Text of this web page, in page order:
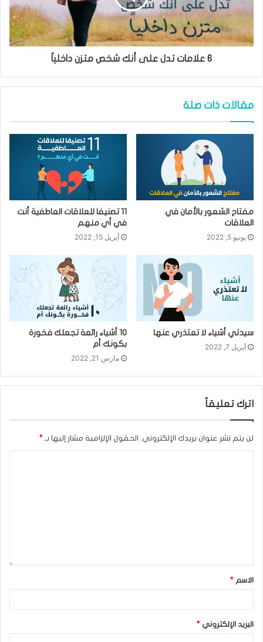
٦ علامات تدل على أنك شخص متزن داخلياً
مقالات ذات صلة
مفتاح الشعور بالأمان في
العلاقات
يونيو 5, 2022
11 تصنيفا للعلاقات العاطفية أنت
في أي منهم
أبريل 15, 2022
سيدتي أشياء لا تعتذري عنها
أبريل 7, 2022
10 أشياء رائعة تجعلك فخورة
بكونك أم
مارس 21, 2022
اترك تعليقاً
لن يتم نشر عنوان بريدك الإلكتروني. الحقول الإلزامية مشار إليها بـ *
الاسم *
البريد الإلكتروني *